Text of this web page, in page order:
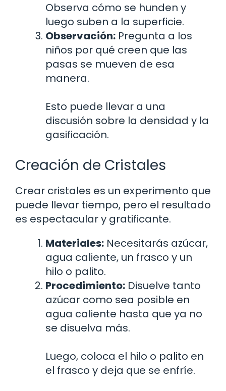
Observa cómo se hunden y
luego suben a la superficie.
Observación: Pregunta a los
niños por qué creen que las
pasas se mueven de esa
manera.
Esto puede llevar a una
discusión sobre la densidad y la
gasificación.
Creación de Cristales
Crear cristales es un experimento que
puede llevar tiempo, pero el resultado
es espectacular y gratificante.
Materiales: Necesitarás azúcar,
agua caliente, un frasco y un
hilo o palito.
Procedimiento: Disuelve tanto
azúcar como sea posible en
agua caliente hasta que ya no
se disuelva más.
Luego, coloca el hilo o palito en
el frasco y deja que se enfríe.